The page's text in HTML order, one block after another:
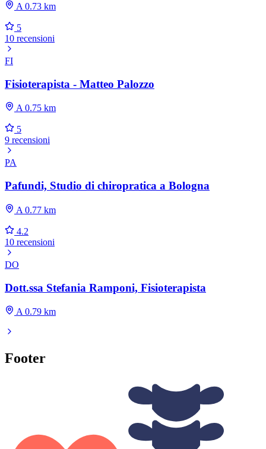
A 0.73 km
5
10 recensioni
FI
Fisioterapista - Matteo Palozzo
A 0.75 km
5
9 recensioni
PA
Pafundi, Studio di chiropratica a Bologna
A 0.77 km
4.2
10 recensioni
DO
Dott.ssa Stefania Ramponi, Fisioterapista
A 0.79 km
Footer